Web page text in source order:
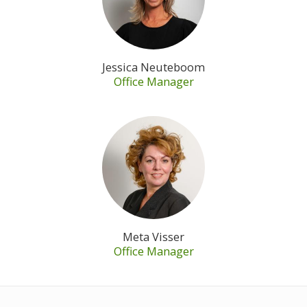
Jessica Neuteboom
Office Manager
Meta Visser
Office Manager